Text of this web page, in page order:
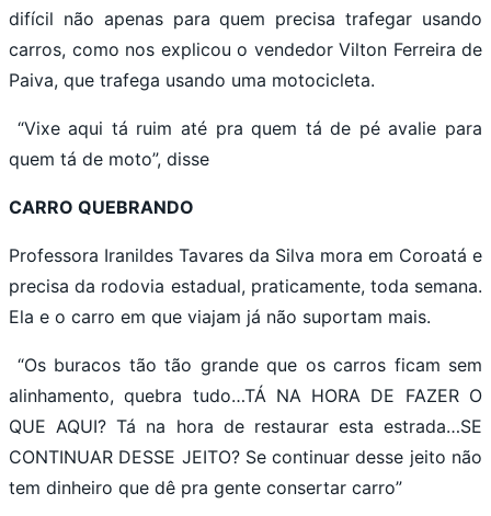
difícil não apenas para quem precisa trafegar usando
carros, como nos explicou o vendedor Vilton Ferreira de
Paiva, que trafega usando uma motocicleta.
“Vixe aqui tá ruim até pra quem tá de pé avalie para
quem tá de moto”, disse
CARRO QUEBRANDO
Professora Iranildes Tavares da Silva mora em Coroatá e
precisa da rodovia estadual, praticamente, toda semana.
Ela e o carro em que viajam já não suportam mais.
“Os buracos tão tão grande que os carros ficam sem
alinhamento, quebra tudo…TÁ NA HORA DE FAZER O
QUE AQUI? Tá na hora de restaurar esta estrada…SE
CONTINUAR DESSE JEITO? Se continuar desse jeito não
tem dinheiro que dê pra gente consertar carro”